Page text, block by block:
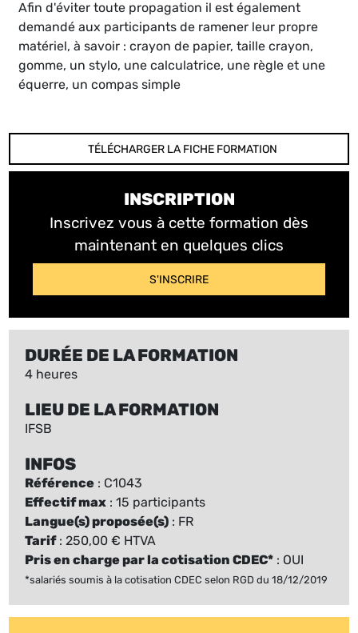
Afin d'éviter toute propagation il est également
demandé aux participants de ramener leur propre
matériel, à savoir : crayon de papier, taille crayon,
gomme, un stylo, une calculatrice, une règle et une
équerre, un compas simple
TÉLÉCHARGER LA FICHE FORMATION
INSCRIPTION
Inscrivez vous à cette formation dès
maintenant en quelques clics
S'INSCRIRE
DURÉE DE LA FORMATION
4 heures
LIEU DE LA FORMATION
IFSB
INFOS
Référence : C1043
Effectif max : 15 participants
Langue(s) proposée(s) : FR
Tarif: 250,00 € HTVA
Pris en charge par la cotisation CDEC* : OUI
*salariés soumis à la cotisation CDEC selon RGD du 18/12/2019